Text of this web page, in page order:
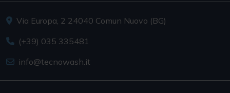
(+39) 0341 201 605